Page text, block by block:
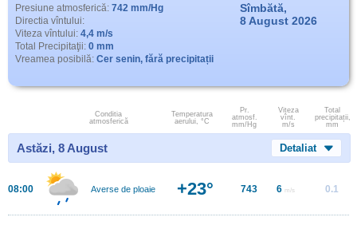
Presiune atmosferică: 742 mm/Hg
Directia vîntului:
Viteza vîntului: 4,4 m/s
Total Precipitaţii: 0 mm
Vreamea posibilă: Cer senin, fără precipitații
Sîmbătă,
8 August 2026
Conditia
atmosferică
Temperatura
aerului, °C
Pr.
atmosf.
mm/Hg
Viteza
vînt.
m/s
Total
precipitații,
mm
Astăzi, 8 August Detaliat
08:00 Averse de ploaie +23° 743 6 m/s 0.1